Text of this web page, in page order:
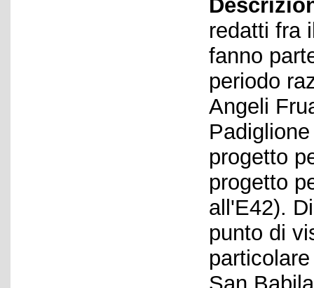
redatti fra
fanno
periodo
Angeli
progetto
progetto
all'E42).
punto di